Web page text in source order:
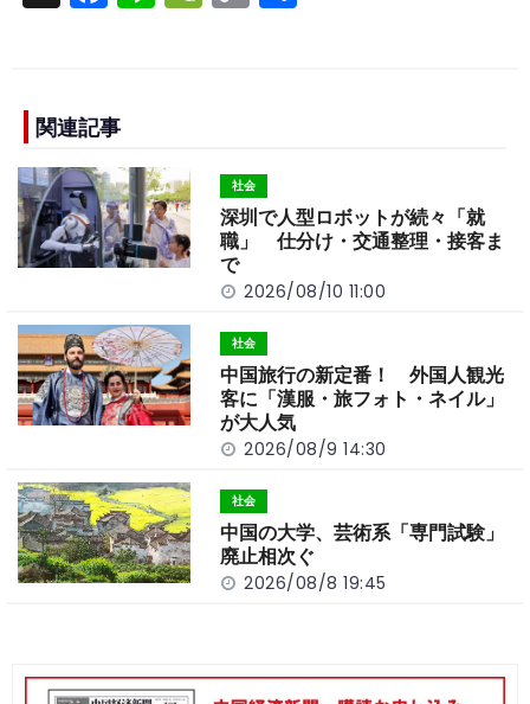
a
e
b
o
o
k
n e o
n
k
関連記事
社会
深圳で人型ロボットが続々「就
職」 仕分け・交通整理・接客ま
で
2026/08/10 11:00
社会
中国旅行の新定番！ 外国人観光
客に「漢服・旅フォト・ネイル」
が大人気
2026/08/9 14:30
社会
中国の大学、芸術系「専門試験」
廃止相次ぐ
2026/08/8 19:45